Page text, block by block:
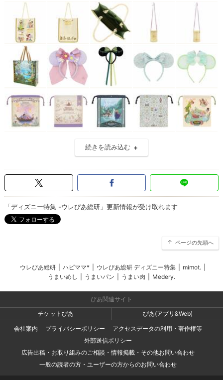
続きを読み込む
「ディズニー特集 -ウレぴあ総研」更新情報が受け取れます
ページの先頭へ
ウレぴあ総研 ハピママ* ウレぴあ総研 ディズニー特集 mimot.
うまいめし
うまいパン うまい肉 Medery.
ぴあ関連サイト
チケットぴあ
ぴあ(アプリ&Web)
会社案内
プライバシーポリシー
アクセスデータの利用・著作権等
外部送信ポリシー
広告出稿・お取り組みのご相談・情報掲載・その他お問い合わせ
一般の読者の方・ユーザーの方からのお問い合わせ